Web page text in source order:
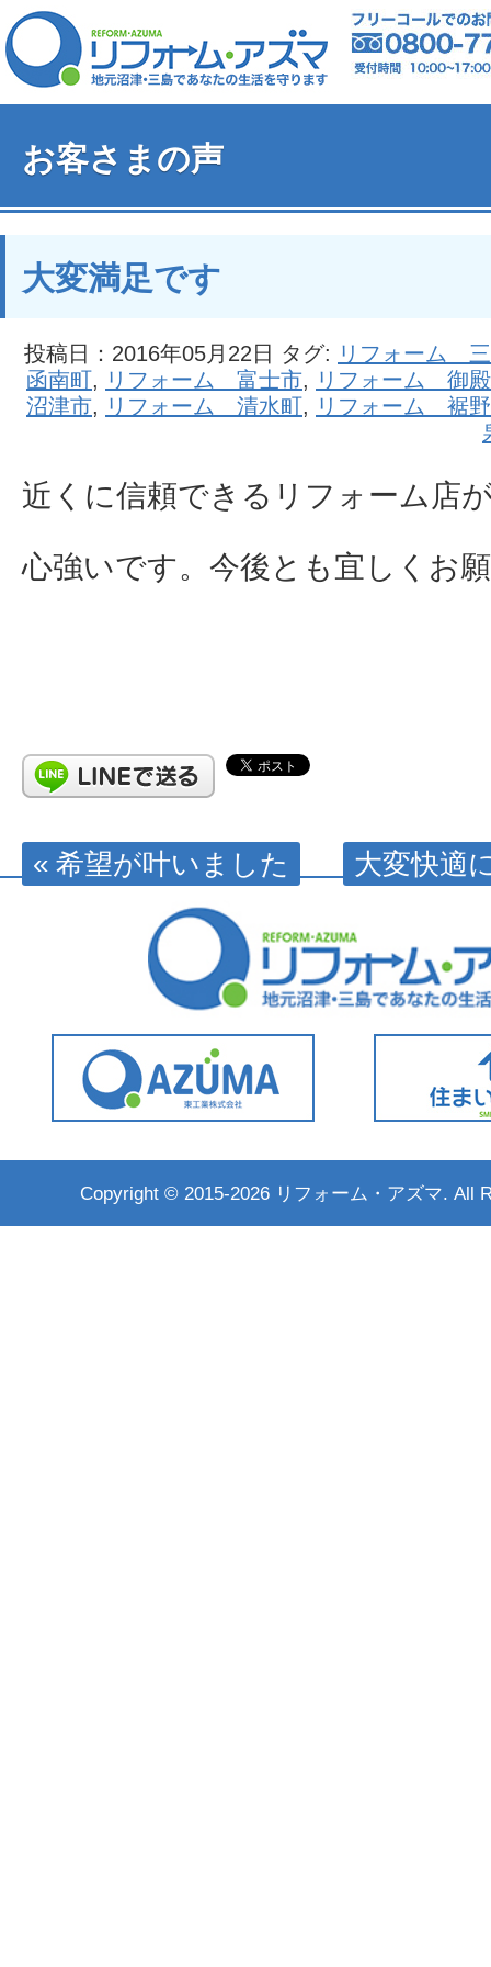
お客さまの声
大変満足です
投稿日：2016年05月22日 タグ: リフォーム
函南町, リフォーム 富士市, リフォーム 御
沼津市, リフォーム 清水町, リフォーム 裾
近くに信頼できるリフォーム店
心強いです。今後とも宜しくお
« 希望が叶いました 大変快適
Copyright © 2015-2026 リフォーム・アズマ. All